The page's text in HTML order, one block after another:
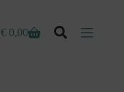
Winkelwagen
€ 0,00